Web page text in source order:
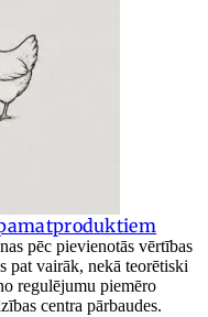
pēc pievienotās vērtības
pat vairāk, nekā teorētiski
regulējumu piemēro
centra pārbaudes.